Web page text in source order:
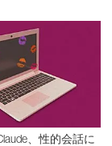
、性的会話に